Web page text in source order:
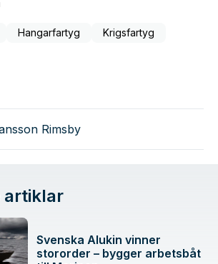
Hangarfartyg
Krigsfartyg
Rimsby
artiklar
Svenska Alukin vinner
stororder – bygger arbetsbåt